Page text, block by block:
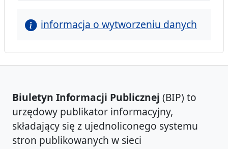
informacja o wytworzeniu danych
Biuletyn Informacji Publicznej (BIP) to
urzędowy publikator informacyjny,
składający się z ujednoliconego systemu
stron publikowanych w sieci